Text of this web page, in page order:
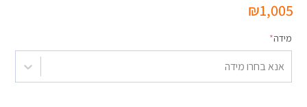
₪1,005
מידה*
אנא בחרו מידה